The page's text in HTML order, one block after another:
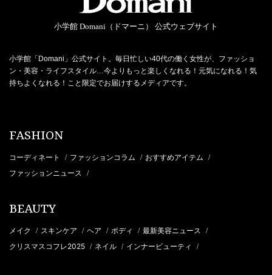
小学館 Domani（ドマーニ） 公式ウェブサイト
小学館「Domani」公式サイト。毎日忙しい40代の働く女性が、ファッショ
ン・美容・ライフスタイル…今よりもっと楽しくなれる！元気になれる！気
持ちよくなれる！こと限定でお届けするメディアです。
FASHION
コーディネート / ファッションコラム / おすすめアイテム /
ファッションニュース /
BEAUTY
メイク / スキンケア / ヘア / ボディ / 最新美容ニュース /
クリスマスコフレ2025 / ネイル / インナービューティ /